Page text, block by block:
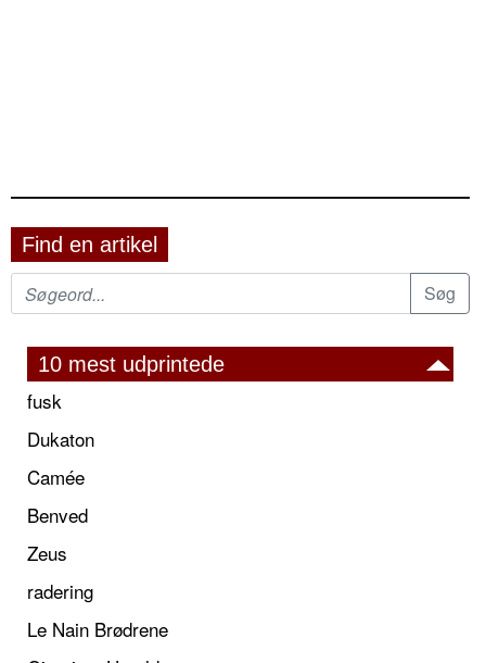
Find en artikel
10 mest udprintede
fusk
Dukaton
Camée
Benved
Zeus
radering
Le Nain Brødrene